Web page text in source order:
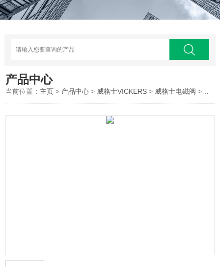
产品中心
当前位置： 主页 > 产品中心 > 威格士VICKERS > 威格士电磁阀 >伊顿威格士叠加式单向阀